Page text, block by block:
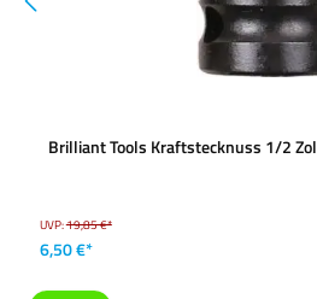
Brilliant Tools Kraftstecknuss 1/2
UVP:19,85 €*
6,50 €*